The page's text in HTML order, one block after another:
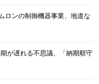
ロンの制御機器事業、地道な
が遅れる不思議、「納期順守